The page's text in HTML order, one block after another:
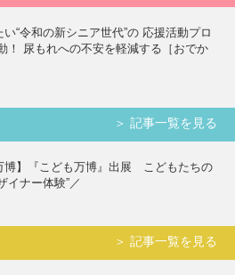
“令和の新シニア世代”の 応援活動プロ
！ 尿もれへの不安を軽減する［おでか
＞ 記事一覧を見る
博】『こども万博』出展 こどもたちの
イナー体験”／
＞ 記事一覧を見る